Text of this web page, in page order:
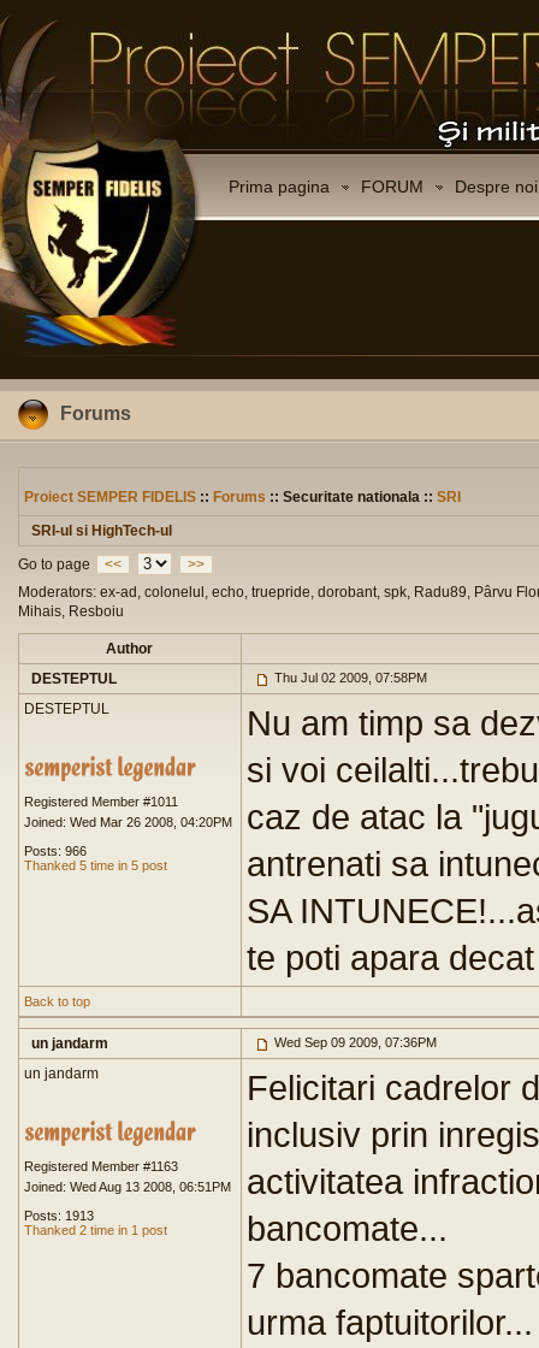
Prima pagina FORUM Despre noi
Forums
Proiect SEMPER FIDELIS :: Forums :: Securitate nationala :: SRI
SRI-ul si HighTech-ul
Go to page
<<
>>
Moderators: ex-ad, colonelul, echo, truepride, dorobant, spk, Radu89, Pârvu
Mihais, Resboiu
Author
DESTEPTUL
Thu Jul 02 2009, 07:58PM
DESTEPTUL
Registered Member #1011
Joined: Wed Mar 26 2008, 04:20PM
Posts: 966
Thanked 5 time in 5 post
Nu am timp sa
si voi
caz de atac la
antrenati sa
SA
te poti apara
Back to top
un jandarm Wed Sep 09 2009, 07:36PM
un jandarm
Registered Member #1163
Joined: Wed Aug 13 2008, 06:51PM
Posts: 1913
Thanked 2 time in 1 post
Felicitari cadrelor
inclusiv prin
activitatea
bancomate...
7 bancomate
urma faptuitorilor...